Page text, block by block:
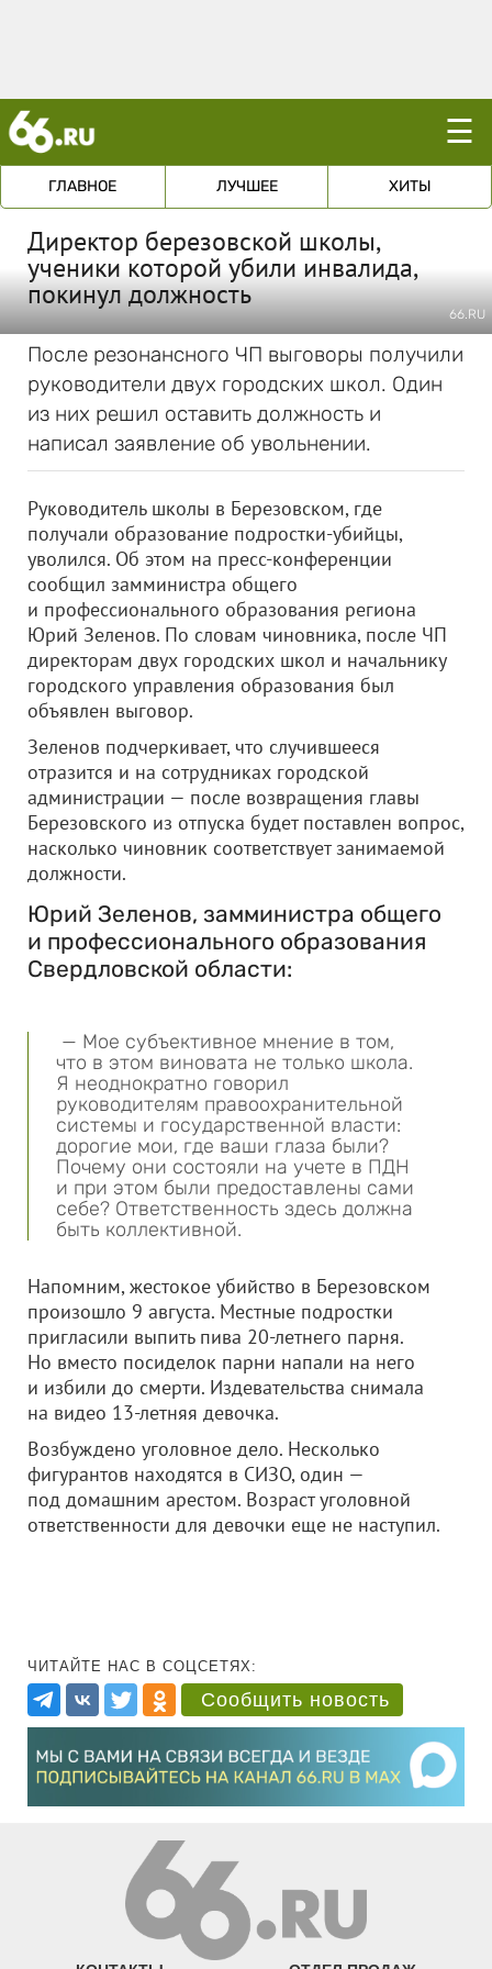
☰
ГЛАВНОЕ ЛУЧШЕЕ ХИТЫ
Директор березовской школы,
ученики которой убили инвалида,
покинул должность
66.RU
После резонансного ЧП выговоры получили
руководители двух городских школ. Один
из них решил оставить должность и
написал заявление об увольнении.
Руководитель школы в Березовском, где
получали образование подростки-убийцы,
уволился. Об этом на пресс-конференции
сообщил замминистра общего
и профессионального образования региона
Юрий Зеленов. По словам чиновника, после ЧП
директорам двух городских школ и начальнику
городского управления образования был
объявлен выговор.
Зеленов подчеркивает, что случившееся
отразится и на сотрудниках городской
администрации — после возвращения главы
Березовского из отпуска будет поставлен вопрос,
насколько чиновник соответствует занимаемой
должности.
Юрий Зеленов, замминистра общего
и профессионального образования
Свердловской области:
— Мое субъективное мнение в том,
что в этом виновата не только школа.
Я неоднократно говорил
руководителям правоохранительной
системы и государственной власти:
дорогие мои, где ваши глаза были?
Почему они состояли на учете в ПДН
и при этом были предоставлены сами
себе? Ответственность здесь должна
быть коллективной.
Напомним, жестокое убийство в Березовском
произошло 9 августа. Местные подростки
пригласили выпить пива 20-летнего парня.
Но вместо посиделок парни напали на него
и избили до смерти. Издевательства снимала
на видео 13-летняя девочка.
Возбуждено уголовное дело. Несколько
фигурантов находятся в СИЗО, один —
под домашним арестом. Возраст уголовной
ответственности для девочки еще не наступил.
ЧИТАЙТЕ НАС В СОЦСЕТЯХ:
Сообщить новость